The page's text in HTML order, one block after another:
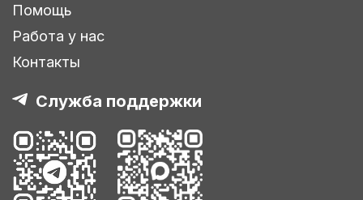
Помощь
Работа у нас
Контакты
Служба поддержки